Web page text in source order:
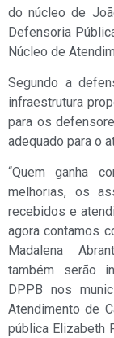
do núcleo de
Defensoria
Núcleo de
Segundo a
infraestrutura
para os
adequado para o
“Quem ganha
melhorias, os
recebidos e
agora contamos
Madalena
também serão
DPPB nos
Atendimento de
pública Elizabeth